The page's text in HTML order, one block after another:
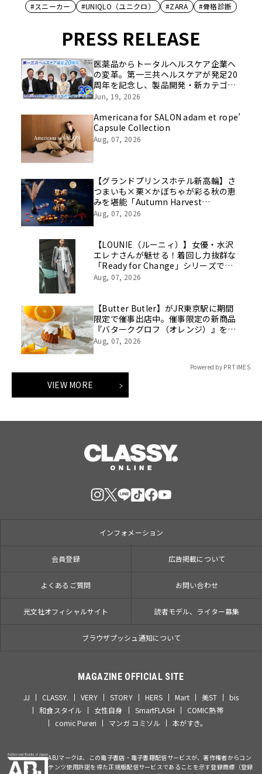
#スニーカー
#UNIQLO（ユニクロ） #ZARA #骨格診断
PRESS RELEASE
医薬品からトータルヘルスケア企業へ
の変革。第一三共ヘルスケアが発足20
周年を記念し、製品開発・新カテゴリ
挑戦の舞台や旧社統合時のエピソード
像を公開！
Jun, 19, 2026
Americana for SALON adam et rope’
Capsule Collection
Aug, 07, 2026
【グランドプリンスホテル新高輪】さ
つまいも×栗×かぼちゃが彩る秋の恵
みを堪能「Autumn Harvest
Afternoon Tea」開催
Aug, 07, 2026
【LOUNIE（ルーニィ）】女優・水沢
エレナさんが魅せる！着回し力抜群な
「Ready for Change」シリーズでつ
くる「10daysスタイルを8/7(金)より
Aug, 07, 2026
【Butter Butler】がJR東京駅に期間
限定で催事出店中。催事限定の新商品
『バタークグロフ（オレンジ）』をご
用意してお待ちしております！
Aug, 07, 2026
Powered by PR TIMES
VIEW MORE
インフォメーション
会員登録 広告掲載について
よくあるご質問 お問い合わせ
光文社オフィシャルサイト 読者モデル、ライター募集
ブラウザプッシュ通知について
MAGAZINE OFFICIAL SITE
JJ CLASSY. VERY STORY HERS Mart 美ST
bis
和食スタイル
女性自身 SmartFLASH
COMIC熱帯
comic Pureri
マンガ コミソル 本がすき。
ABJマークは、この電子書店・電子書籍配信サービスが、著作権者からコン
テンツ使用許諾を得た正規版配信サービスであることを示す登録商標（登録